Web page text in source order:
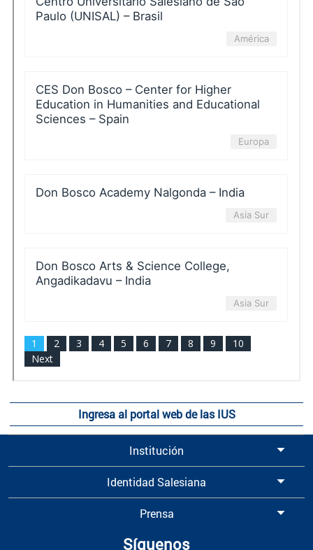
Ingresa al portal web de las IUS
Institución
Identidad Salesiana
Prensa
Síguenos